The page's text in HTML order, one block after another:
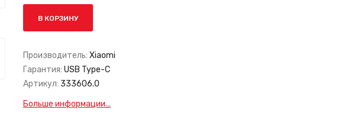
В КОРЗИНУ
Производитель: Xiaomi
Гарантия: USB Type-C
Артикул: 333606.0
Больше информации...